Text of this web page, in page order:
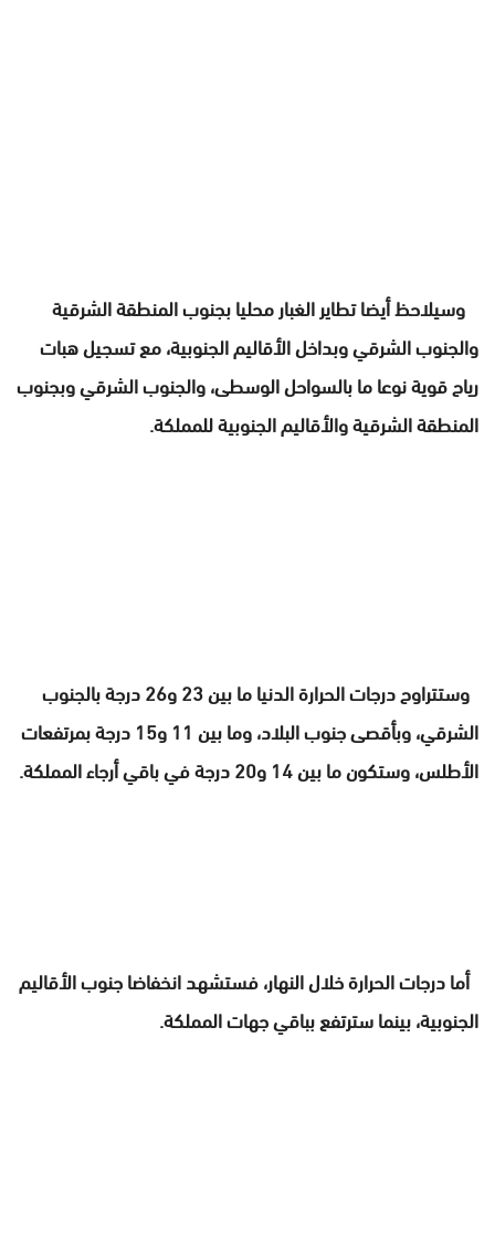
وسيلاحظ أيضا تطاير الغبار محليا بجنوب المنطقة الشرقية
والجنوب الشرقي وبداخل الأقاليم الجنوبية، مع تسجيل هبات
رياح قوية نوعا ما بالسواحل الوسطى، والجنوب الشرقي وبجنوب
المنطقة الشرقية والأقاليم الجنوبية للمملكة.
وستتراوح درجات الحرارة الدنيا ما بين 23 و26 درجة بالجنوب
الشرقي، وبأقصى جنوب البلاد، وما بين 11 و15 درجة بمرتفعات
الأطلس، وستكون ما بين 14 و20 درجة في باقي أرجاء المملكة.
أما درجات الحرارة خلال النهار، فستشهد انخفاضا جنوب الأقاليم
الجنوبية، بينما سترتفع بباقي جهات المملكة.